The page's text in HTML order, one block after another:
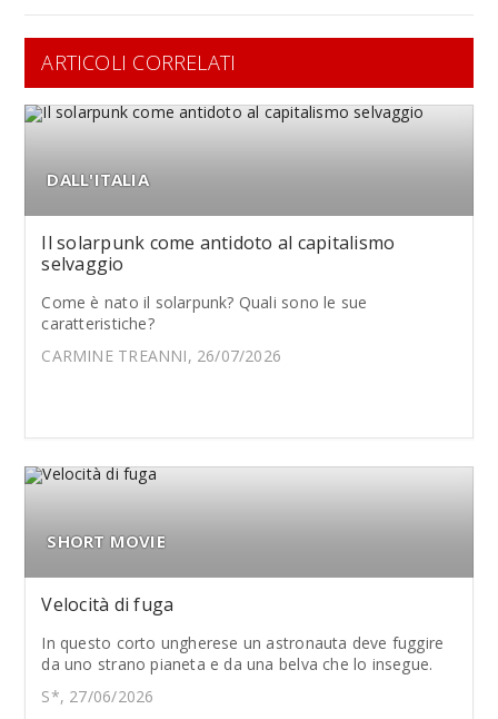
ARTICOLI CORRELATI
DALL'ITALIA
Il solarpunk come antidoto al capitalismo
selvaggio
Come è nato il solarpunk? Quali sono le sue
caratteristiche?
CARMINE TREANNI, 26/07/2026
SHORT MOVIE
Velocità di fuga
In questo corto ungherese un astronauta deve fuggire
da uno strano pianeta e da una belva che lo insegue.
S*, 27/06/2026